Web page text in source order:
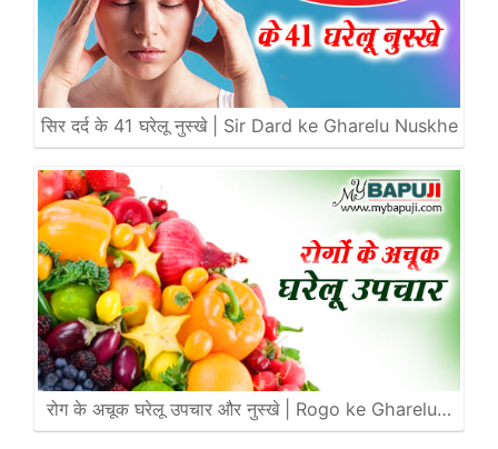
सिर दर्द के 41 घरेलू नुस्खे | Sir Dard ke Gharelu Nuskhe
रोग के अचूक घरेलू उपचार और नुस्खे | Rogo ke Gharelu…